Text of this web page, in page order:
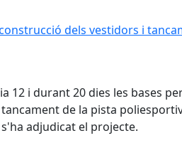
dels vestidors i
dels vestidors i
12 i durant 20 dies les bases
de la pista
adjudicat el projecte.